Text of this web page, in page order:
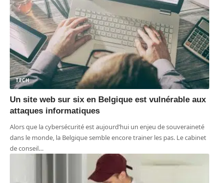
TECH
Un site web sur six en Belgique est vulnérable aux
attaques informatiques
Alors que la cybersécurité est aujourd’hui un enjeu de souveraineté
dans le monde, la Belgique semble encore trainer les pas. Le cabinet
de conseil…